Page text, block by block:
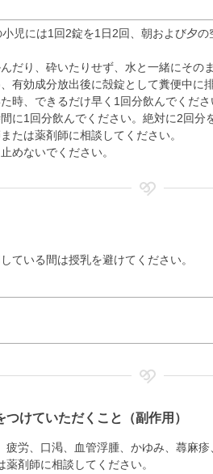
児には1回2錠を1日2回、朝および夕
だり、砕いたりせず、水と一緒にその
有効成分放出後に殻錠として糞便中に
時、できるだけ早く1回分飲んでくだ
に1回分飲んでください。絶対に2回分
たは薬剤師に相談してください。
めないでください。
ている間は授乳を避けてください。
けていただくこと（副作用）
疲労、口渇、血管浮腫、かゆみ、蕁麻
剤師に相談してください。